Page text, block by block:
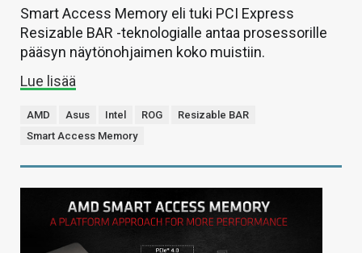
Smart Access Memory eli tuki PCI Express
Resizable BAR -teknologialle antaa prosessorille
pääsyn näytönohjaimen koko muistiin.
Lue lisää
AMD Asus Intel ROG
Resizable BAR
Smart Access Memory